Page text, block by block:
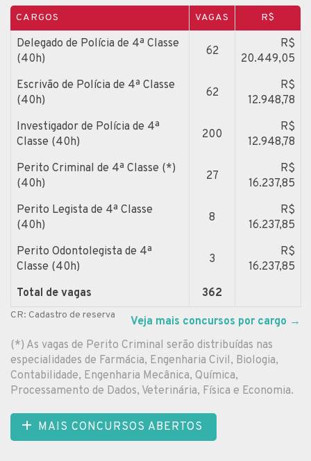
CARGOS VAGAS R$
Delegado de Polícia de 4ª Classe
(40h)
62
R$
20.449,05
Escrivão de Polícia de 4ª Classe
(40h)
62
R$
12.948,78
Investigador de Polícia de 4ª
Classe (40h)
200
R$
12.948,78
Perito Criminal de 4ª Classe (*)
(40h)
27
R$
16.237,85
Perito Legista de 4ª Classe
(40h)
8
R$
16.237,85
Perito Odontolegista de 4ª
Classe (40h)
3
R$
16.237,85
Total de vagas
362
CR: Cadastro de reserva Veja mais concursos por cargo →
(*) As vagas de Perito Criminal serão distribuídas nas
especialidades de Farmácia, Engenharia Civil, Biologia,
Contabilidade, Engenharia Mecânica, Química,
Processamento de Dados, Veterinária, Física e Economia.
MAIS CONCURSOS ABERTOS